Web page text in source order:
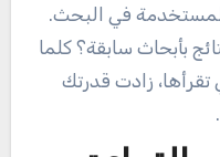
في البحث.
بأبحاث سابقة؟ كلما
تقرأها، زادت قدرتك